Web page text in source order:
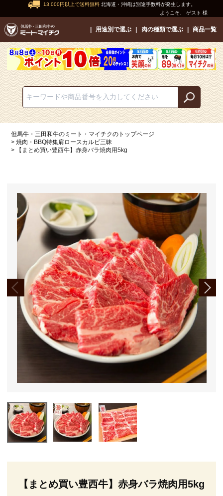
13,000円以上で送料無料 北海道・沖縄は別途手数料が発生します。
ようこそ、 ゲスト 様
用途別で選ぶ 肉の種類で選ぶ 商品一覧
但馬牛・三田和牛のミート・マイチクのトップページ
焼肉・BBQ特集肩ロースカルビ三昧
【まとめ買い豊西牛】赤身バラ焼肉用5kg
【まとめ買い豊西牛】赤身バラ焼肉用5kg